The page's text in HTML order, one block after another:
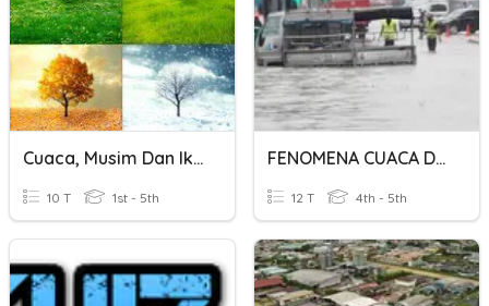
Cuaca, Musim Dan Iklim
10 T 1st - 5th
FENOMENA CUACA DAN IKLIM
12 T 4th - 5th